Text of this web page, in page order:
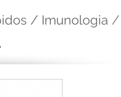
/ Imunologia /